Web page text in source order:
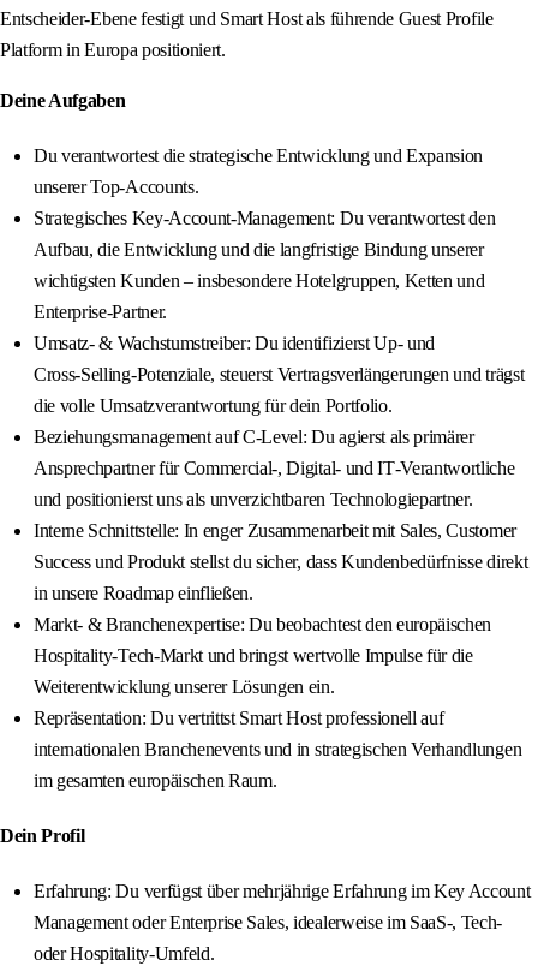
Entscheider‑Ebene festigt und Smart Host als führende Guest Profile
Platform in Europa positioniert.
Deine Aufgaben
Du verantwortest die strategische Entwicklung und Expansion
unserer Top‑Accounts.
Strategisches Key‑Account‑Management: Du verantwortest den
Aufbau, die Entwicklung und die langfristige Bindung unserer
wichtigsten Kunden – insbesondere Hotelgruppen, Ketten und
Enterprise‑Partner.
Umsatz‑ & Wachstumstreiber: Du identifizierst Up‑ und
Cross‑Selling‑Potenziale, steuerst Vertragsverlängerungen und trägst
die volle Umsatzverantwortung für dein Portfolio.
Beziehungsmanagement auf C‑Level: Du agierst als primärer
Ansprechpartner für Commercial‑, Digital‑ und IT‑Verantwortliche
und positionierst uns als unverzichtbaren Technologiepartner.
Interne Schnittstelle: In enger Zusammenarbeit mit Sales, Customer
Success und Produkt stellst du sicher, dass Kundenbedürfnisse direkt
in unsere Roadmap einfließen.
Markt‑ & Branchenexpertise: Du beobachtest den europäischen
Hospitality‑Tech‑Markt und bringst wertvolle Impulse für die
Weiterentwicklung unserer Lösungen ein.
Repräsentation: Du vertrittst Smart Host professionell auf
internationalen Branchenevents und in strategischen Verhandlungen
im gesamten europäischen Raum.
Dein Profil
Erfahrung: Du verfügst über mehrjährige Erfahrung im Key Account
Management oder Enterprise Sales, idealerweise im SaaS‑, Tech‑
oder Hospitality‑Umfeld.